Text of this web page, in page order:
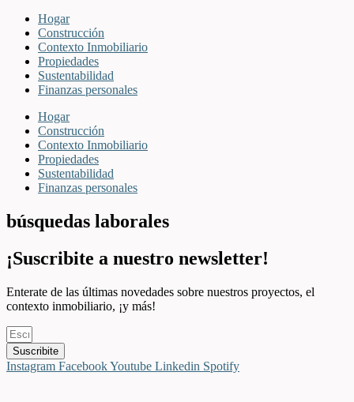
Hogar
Construcción
Contexto Inmobiliario
Propiedades
Sustentabilidad
Finanzas personales
Hogar
Construcción
Contexto Inmobiliario
Propiedades
Sustentabilidad
Finanzas personales
búsquedas laborales
¡Suscribite a nuestro newsletter!
Enterate de las últimas novedades sobre nuestros proyectos, el
contexto inmobiliario, ¡y más!
Suscribite
Instagram FacebookYoutube Linkedin Spotify